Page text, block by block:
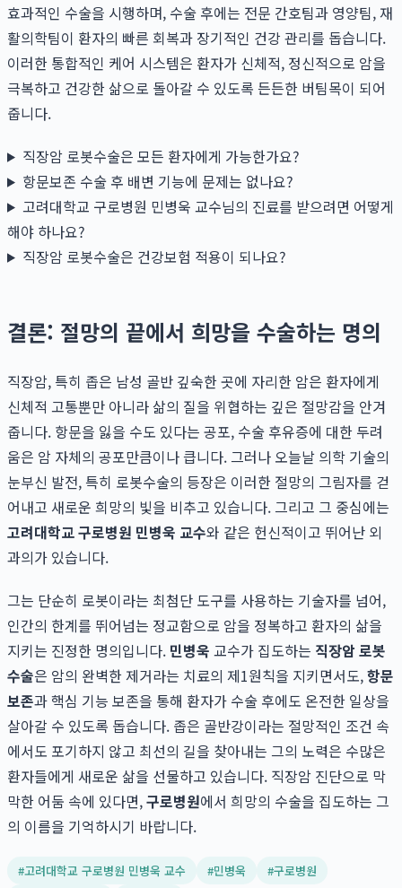
효과적인 수술을 시행하며, 수술 후에는 전문 간호팀과 영양팀, 재
활의학팀이 환자의 빠른 회복과 장기적인 건강 관리를 돕습니다.
이러한 통합적인 케어 시스템은 환자가 신체적, 정신적으로 암을
극복하고 건강한 삶으로 돌아갈 수 있도록 든든한 버팀목이 되어
줍니다.
직장암 로봇수술은 모든 환자에게 가능한가요?
항문보존 수술 후 배변 기능에 문제는 없나요?
고려대학교 구로병원 민병욱 교수님의 진료를 받으려면 어떻게
해야 하나요?
직장암 로봇수술은 건강보험 적용이 되나요?
결론: 절망의 끝에서 희망을 수술하는 명의
직장암, 특히 좁은 남성 골반 깊숙한 곳에 자리한 암은 환자에게
신체적 고통뿐만 아니라 삶의 질을 위협하는 깊은 절망감을 안겨
줍니다. 항문을 잃을 수도 있다는 공포, 수술 후유증에 대한 두려
움은 암 자체의 공포만큼이나 큽니다. 그러나 오늘날 의학 기술의
눈부신 발전, 특히 로봇수술의 등장은 이러한 절망의 그림자를 걷
어내고 새로운 희망의 빛을 비추고 있습니다. 그리고 그 중심에는
고려대학교 구로병원 민병욱 교수와 같은 헌신적이고 뛰어난 외
과의가 있습니다.
그는 단순히 로봇이라는 최첨단 도구를 사용하는 기술자를 넘어,
인간의 한계를 뛰어넘는 정교함으로 암을 정복하고 환자의 삶을
지키는 진정한 명의입니다. 민병욱 교수가 집도하는 직장암 로봇
수술은 암의 완벽한 제거라는 치료의 제1원칙을 지키면서도,항문
보존과 핵심 기능 보존을 통해 환자가 수술 후에도 온전한 일상을
살아갈 수 있도록 돕습니다. 좁은 골반강이라는 절망적인 조건 속
에서도 포기하지 않고 최선의 길을 찾아내는 그의 노력은 수많은
환자들에게 새로운 삶을 선물하고 있습니다. 직장암 진단으로 막
막한 어둠 속에 있다면,구로병원에서 희망의 수술을 집도하는 그
의 이름을 기억하시기 바랍니다.
#고려대학교 구로병원 민병욱 교수 #민병욱 #구로병원